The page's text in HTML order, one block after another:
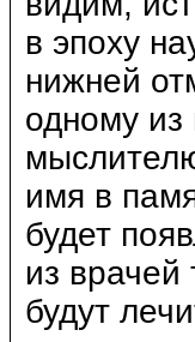
в эпоху
нижней
одному из
имя в
будет
из врачей
будут